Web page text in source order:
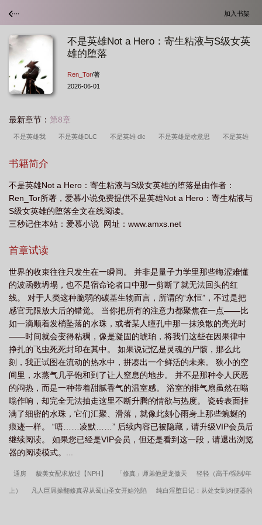
加入书架
不是英雄Not a Hero：寄生粘液与S级女英
雄的堕落
Ren_Tor/著
2026-06-01
最新章节： 第8章
不是英雄我 不是英雄DLC 不是英雄 dlc 不是英雄是啥意思 不是英雄
是英雄流程
雄不 不是英雄图文攻略 不是不是英雄 不是英雄dlc攻略 不是英雄游戏
攻略
书籍简介
不是英雄Not a Hero：寄生粘液与S级女英雄的堕落是由作者：
Ren_Tor所著，爱慕小说免费提供不是英雄Not a Hero：寄生粘液与
S级女英雄的堕落全文在线阅读。
三秒记住本站：爱慕小说 网址：www.amxs.net
首章试读
世界的收束往往只发生在一瞬间。 并非是量子力学里那些晦涩难懂
的波函数坍塌，也不是宿命论者口中那一剪断了就无法回头的红
线。 对于人类这种脆弱的碳基生物而言，所谓的“永恒”，不过是把
感官无限放大后的错觉。 当你把所有的注意力都聚焦在一点——比
如一滴顺着发梢坠落的水珠，或者某人瞳孔中那一抹涣散的亮光时
——时间就会变得粘稠，像是凝固的琥珀，将我们这些在因果律中
挣扎的飞虫死死封印在其中。 如果说记忆是灵魂的尸骸，那么此
刻，我正试图在流动的热水中，拼凑出一个鲜活的未来。 狭小的空
间里，水蒸气几乎饱和到了让人窒息的地步。 并不是那种令人厌恶
的闷热，而是一种带着甜腻香气的温室感。 浴室的排气扇虽然在嗡
嗡作响，却完全无法抽走这里不断升腾的情欲与热度。 瓷砖表面挂
满了细密的水珠，它们汇聚、滑落，就像此刻心雨身上那些蜿蜒的
痕迹一样。 “唔……凌默……” 后续内容已被隐藏，请升级VIP会员后
继续阅读。 如果您已经是VIP会员，但还是看到这一段，请退出浏览
器的阅读模式。...
通房 貌美女配求放过【NPH】 「修真」师弟他是龙傲天 轻轻（高干/强制/年
上） 凡人巨屌操翻修真界从蜀山圣女开始沦陷 纯白淫堕日记：从处女到肉便器的